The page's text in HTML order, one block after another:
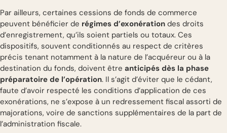
Par ailleurs, certaines cessions de fonds de commerce
peuvent bénéficier de régimes d’exonération des droits
d’enregistrement, qu’ils soient partiels ou totaux. Ces
dispositifs, souvent conditionnés au respect de critères
précis tenant notamment à la nature de l’acquéreur ou à la
destination du fonds, doivent être anticipés dès la phase
préparatoire de l’opération. Il s’agit d’éviter que le cédant,
faute d’avoir respecté les conditions d’application de ces
exonérations, ne s’expose à un redressement fiscal assorti de
majorations, voire de sanctions supplémentaires de la part de
l’administration fiscale.